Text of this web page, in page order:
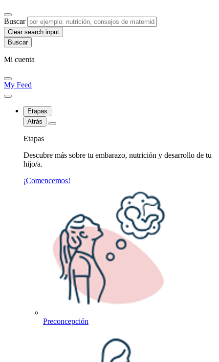
Buscar
Clear search input
Mi cuenta
My Feed
Etapas
Atrás
Etapas
Descubre más sobre tu embarazo, nutrición y desarrollo de tu
hijo/a.
¡Comencemos!
Preconcepción